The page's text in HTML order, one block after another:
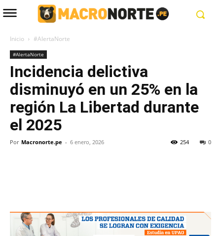
Inicio #AlertaNorte
#AlertaNorte
Incidencia delictiva
disminuyó en un 25% en la
región La Libertad durante
el 2025
Por Macronorte.pe - 6 enero, 2026 0
254